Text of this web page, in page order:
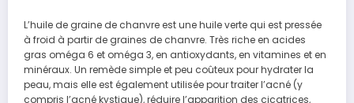
L’huile de graine de chanvre est une huile verte qui est pressée
à froid à partir de graines de chanvre. Très riche en acides
gras oméga 6 et oméga 3, en antioxydants, en vitamines et en
minéraux. Un remède simple et peu coûteux pour hydrater la
peau, mais elle est également utilisée pour traiter l’acné (y
compris l’acné kystique), réduire l’apparition des cicatrices,